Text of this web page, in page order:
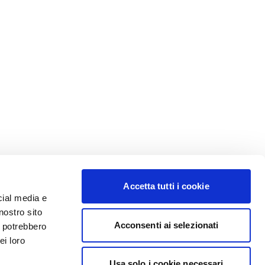
media e
sito
loro
Accetta tutti i cookie
Acconsenti ai selezionati